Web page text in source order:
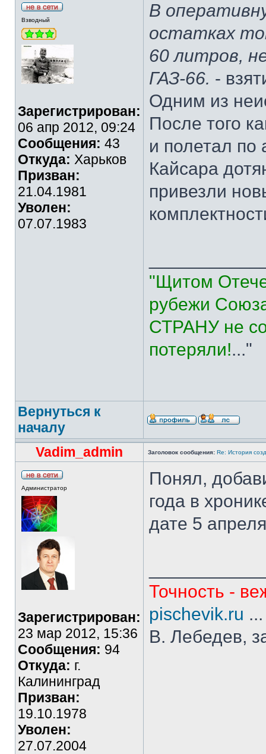
Взводный
Зарегистрирован:
06 апр 2012, 09:24
Сообщения: 43
Откуда: Харьков
Призван:
21.04.1981
Уволен:
07.07.1983
В
остатках
60 литров,
ГАЗ-66. -
Одним из
После того
и полетал по
Кайсара
привезли
"Щитом
рубежи
СТРАНУ не
потеряли!..."
Вернуться к
началу
Vadim_admin
Заголовок сообщения: Re: История
Администратор
Зарегистрирован:
23 мар 2012, 15:36
Сообщения: 94
Откуда: г.
Калининград
Призван:
19.10.1978
Уволен:
27.07.2004
Понял,
года в
дате 5
Точность -
pischevik.ru
В. Лебедев,